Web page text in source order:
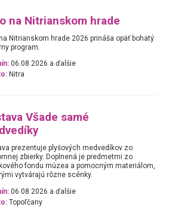
na Nitrianskom hrade
Nitrianskom hrade 2026 prináša opäť bohatý
program.
06.08.2026 a ďalšie
Nitra
Všade samé
prezentuje plyšových medvedíkov zo
zbierky. Doplnená je predmetmi zo
fondu múzea a pomocným materiálom,
vytvárajú rôzne scénky.
06.08.2026 a ďalšie
Topoľčany